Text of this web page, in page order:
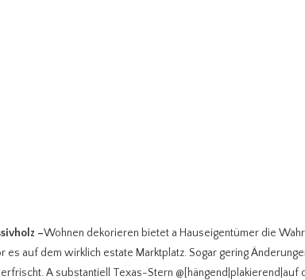
–Wohnen dekorieren bietet a Hauseigentümer die
es auf dem wirklich estate Marktplatz. Sogar gering
erfrischt. A substantiell Texas-Stern